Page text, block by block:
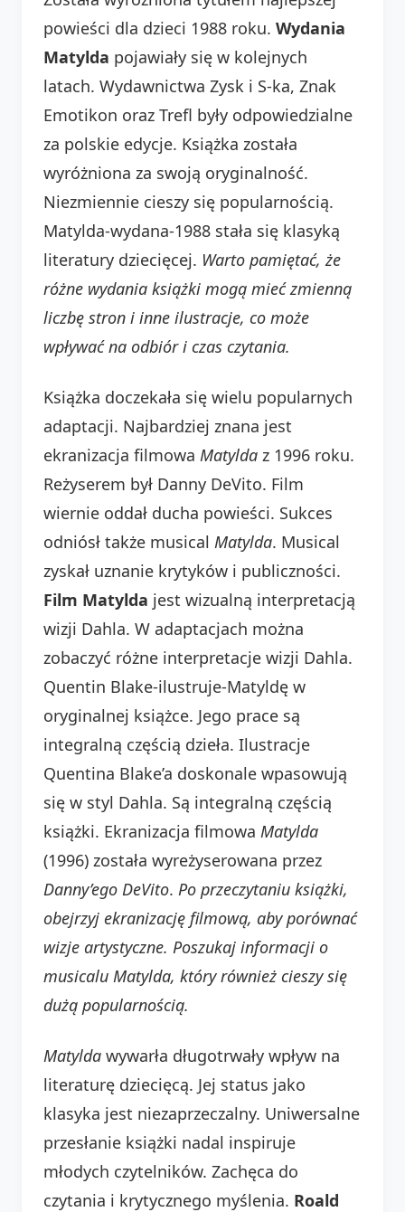
powieści dla dzieci 1988 roku. Wydania
Matylda pojawiały się w kolejnych
latach. Wydawnictwa Zysk i S-ka, Znak
Emotikon oraz Trefl były odpowiedzialne
za polskie edycje. Książka została
wyróżniona za swoją oryginalność.
Niezmiennie cieszy się popularnością.
Matylda-wydana-1988 stała się klasyką
literatury dziecięcej. Warto pamiętać, że
różne wydania książki mogą mieć zmienną
liczbę stron i inne ilustracje, co może
wpływać na odbiór i czas czytania.
Książka doczekała się wielu popularnych
adaptacji. Najbardziej znana jest
ekranizacja filmowa Matylda z 1996 roku.
Reżyserem był Danny DeVito. Film
wiernie oddał ducha powieści. Sukces
odniósł także musical Matylda. Musical
zyskał uznanie krytyków i publiczności.
Film Matylda jest wizualną interpretacją
wizji Dahla. W adaptacjach można
zobaczyć różne interpretacje wizji Dahla.
Quentin Blake-ilustruje-Matyldę w
oryginalnej książce. Jego prace są
integralną częścią dzieła. Ilustracje
Quentina Blake’a doskonale wpasowują
się w styl Dahla. Są integralną częścią
książki. Ekranizacja filmowa Matylda
(1996) została wyreżyserowana przez
Danny’ego DeVito. Po przeczytaniu książki,
obejrzyj ekranizację filmową, aby porównać
wizje artystyczne. Poszukaj informacji o
musicalu Matylda, który również cieszy się
dużą popularnością.
Matylda wywarła długotrwały wpływ na
literaturę dziecięcą. Jej status jako
klasyka jest niezaprzeczalny. Uniwersalne
przesłanie książki nadal inspiruje
młodych czytelników. Zachęca do
czytania i krytycznego myślenia. Roald